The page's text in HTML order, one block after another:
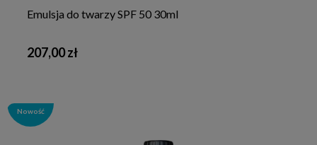
Emulsja do twarzy SPF 50 30ml
207,00 zł
Nowość